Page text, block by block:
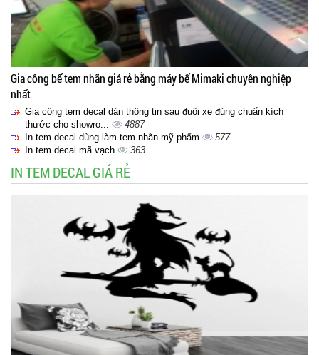
Gia công bế tem nhãn giá rẻ bằng máy bế Mimaki chuyên nghiệp
nhất
Gia công tem decal dán thông tin sau đuôi xe đúng chuẩn kích
thước cho showro...
4887
In tem decal dùng làm tem nhãn mỹ phẩm
577
In tem decal mã vạch
363
IN TEM DECAL GIÁ RẺ